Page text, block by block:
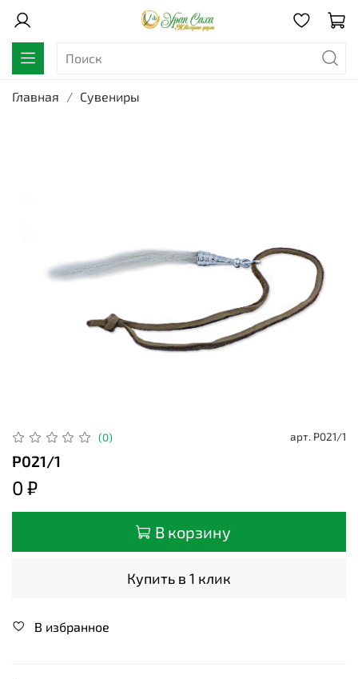
Главная Сувениры
(0) арт. Р021/1
Р021/1
0 ₽
В корзину
Купить в 1 клик
В избранное